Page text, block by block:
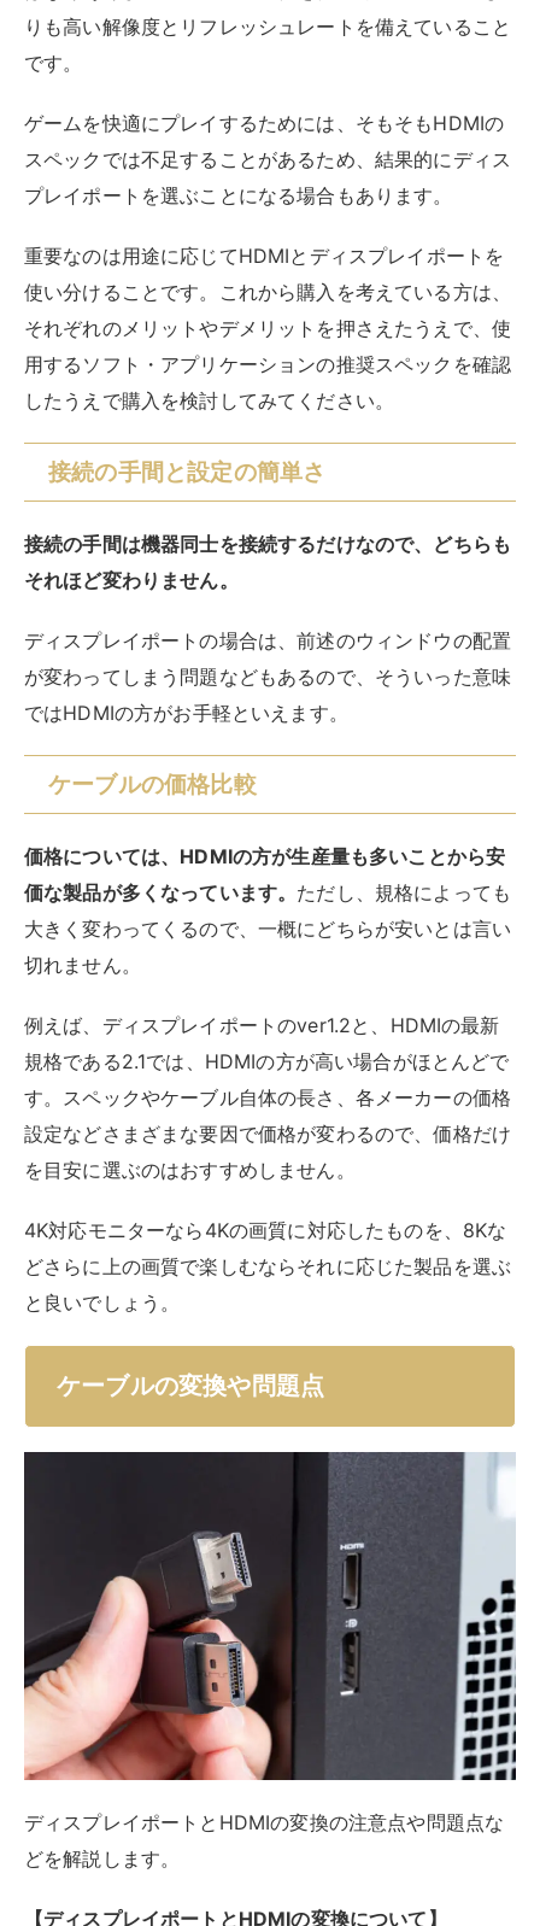
したうえで購入を検討してみてください。
接続の手間は機器同士を接続するだけなので、どちらも
それほど変わりません。
ディスプレイポートの場合は、前述のウィンドウの配置
が変わってしまう問題などもあるので、そういった意味
ではHDMIの方がお手軽といえます。
ケーブルの価格比較
価格については、HDMIの方が生産量も多いことから安
大きく変わってくるので、一概にどちらが安いとは言い
切れません。
例えば、ディスプレイポートのver1.2と、HDMIの最新
規格である2.1では、HDMIの方が高い場合がほとんどで
す。スペックやケーブル自体の長さ、各メーカーの価格
設定などさまざまな要因で価格が変わるので、価格だけ
を目安に選ぶのはおすすめしません。
4K対応モニターなら4Kの画質に対応したものを、8Kな
どさらに上の画質で楽しむならそれに応じた製品を選ぶ
と良いでしょう。
ケーブルの変換や問題点
ディスプレイポートとHDMIの変換の注意点や問題点な
【ディスプレイポートとHDMIの変換について】
ディスプレイポートとHDMIの変換の注意点
よくあるトラブルとその解決方法
ユーザー体験: 実際に使ってみた感想
ディスプレイポートとHDMIケーブルを変換する場合
は、普通にケーブルを使用するときには起こらないトラ
ブルが起こることがあります。
基本的には変換ケーブルに差し込むだけで利用できるた
め、さほど心配する必要はありませんが、変換アダプタ